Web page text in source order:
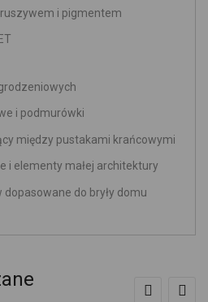
i pigmentem
i podmurówki
między pustakami krańcowymi
i elementy małej architektury
dopasowane do bryły domu